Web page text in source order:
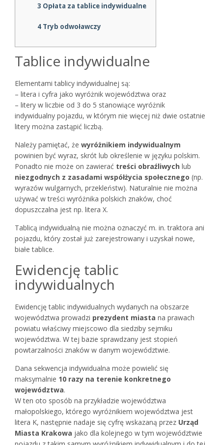
3 Opłata za tablice indywidualne
4 Tryb odwoławczy
Tablice indywidualne
Elementami tablicy indywidualnej są:
– litera i cyfra jako wyróżnik województwa oraz
– litery w liczbie od 3 do 5 stanowiące wyróżnik
indywidualny pojazdu, w którym nie więcej niż dwie ostatnie
litery można zastąpić liczbą.
Należy pamiętać, że wyróżnikiem indywidualnym
powinien być wyraz, skrót lub określenie w języku polskim.
Ponadto nie może on zawierać treści obraźliwych lub
niezgodnych z zasadami współżycia społecznego (np.
wyrazów wulgarnych, przekleństw). Naturalnie nie można
używać w treści wyróżnika polskich znaków, choć
dopuszczalna jest np. litera X.
Tablicą indywidualną nie można oznaczyć m. in. traktora ani
pojazdu, który został już zarejestrowany i uzyskał nowe,
białe tablice.
Ewidencję tablic
indywidualnych
Ewidencję tablic indywidualnych wydanych na obszarze
województwa prowadzi prezydent miasta na prawach
powiatu właściwy miejscowo dla siedziby sejmiku
województwa. W tej bazie sprawdzany jest stopień
powtarzalności znaków w danym województwie.
Dana sekwencja indywidualna może powielić się
maksymalnie 10 razy na terenie konkretnego
województwa.
W ten oto sposób na przykładzie województwa
małopolskiego, którego wyróżnikiem województwa jest
litera K, następnie nadaje się cyfrę wskazaną przez Urząd
Miasta Krakowa jako dla kolejnego w tym województwie